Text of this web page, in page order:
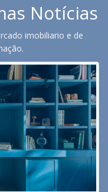
Notícias
imobiliario e de